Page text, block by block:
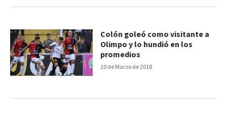
10 de Marzo de 2018
Colón goleó como visitante a
Olimpo y lo hundió en los
promedios